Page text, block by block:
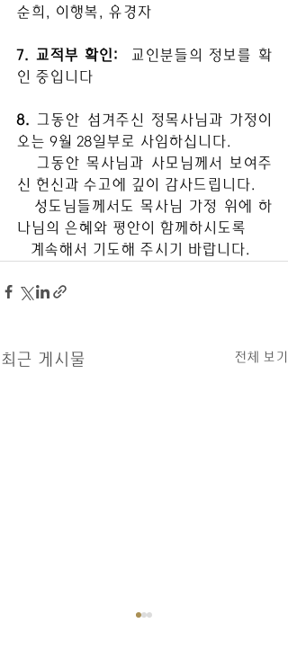
순희, 이행복, 유경자
7. 교적부 확인:
교인분들의 정보를 확
인 중입니다
8. 그동안 섬겨주신 정목사님과 가정이
오는 9월 28일부로 사임하십니다.
그동안 목사님과 사모님께서 보여주
신 헌신과 수고에 깊이 감사드립니다.
성도님들께서도 목사님 가정 위에 하
나님의 은혜와 평안이 함께하시도록
계속해서 기도해 주시기 바랍니다.
최근 게시물 전체 보기